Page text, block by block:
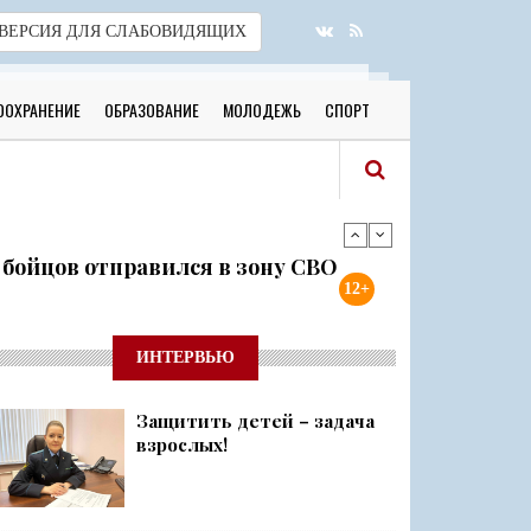
ДЛЯ СЛАБОВИДЯЩИХ
ОБРАЗОВАНИЕ МОЛОДЕЖЬ СПОРТ
отправился в зону СВО
к новому учебному году
о 500 днях стойкости и бое...
район
12+
ИНТЕРВЬЮ
Защитить детей – задача
взрослых!